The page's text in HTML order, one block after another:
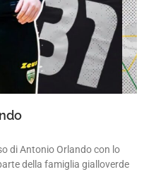
di Antonio Orlando con lo
della famiglia gialloverde